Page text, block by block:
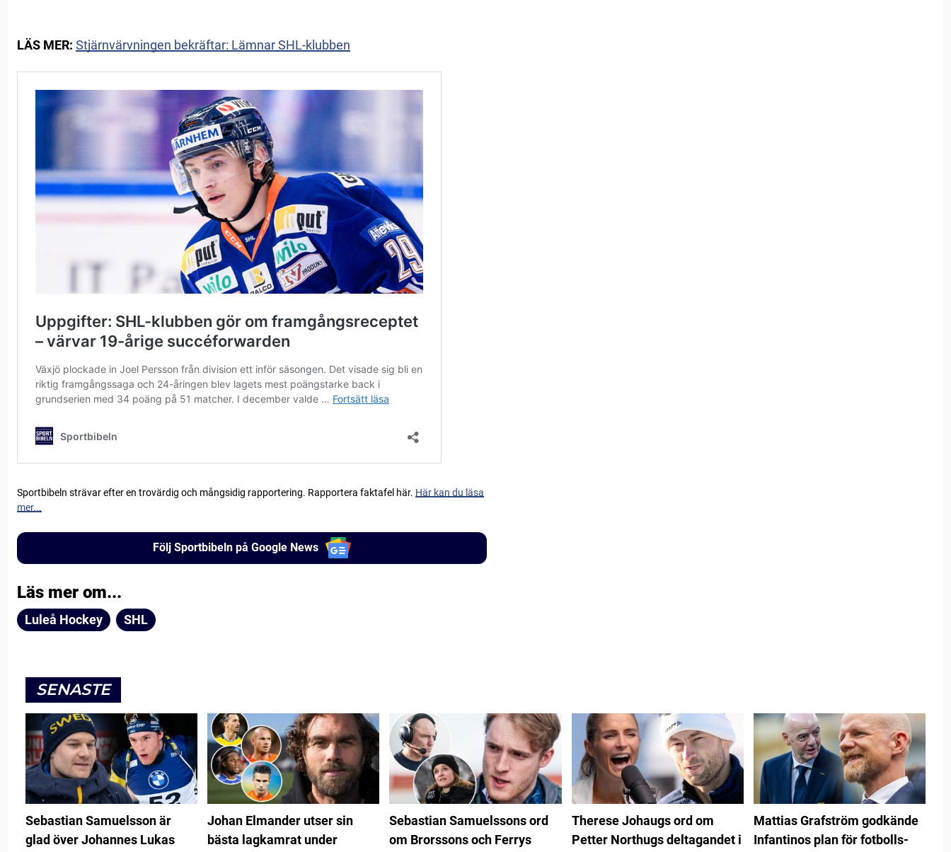
LÄS MER: Stjärnvärvningen bekräftar: Lämnar SHL-klubben
Sportbibeln strävar efter en trovärdig och mångsidig rapportering. Rapportera faktafel här. Här kan du läsa
mer...
Följ Sportbibeln på Google News
Läs mer om...
Luleå Hockey SHL
SENASTE
Sebastian Samuelsson är
glad över Johannes Lukas
Johan Elmander utser sin
bästa lagkamrat under
Sebastian Samuelssons ord
om Brorssons och Ferrys
Therese Johaugs ord om
Petter Northugs deltagandet i
Mattias Grafström godkände
Infantinos plan för fotbolls-